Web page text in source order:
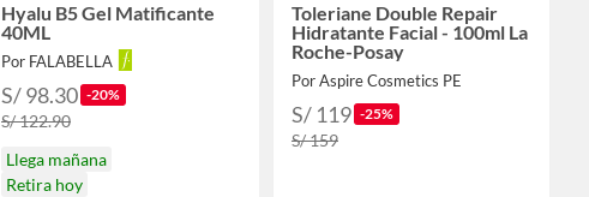
Hyalu B5 Gel Matificante
40ML
Por FALABELLA
S/ 98.30 -20%
S/ 122.90
Llega mañana
Retira hoy
Toleriane Double Repair
Hidratante Facial - 100ml La
Roche-Posay
Por Aspire Cosmetics PE
S/ 119 -25%
S/ 159